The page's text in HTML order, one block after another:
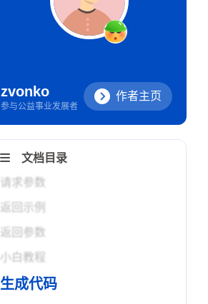
作者主页
zvonko
参与公益事业发展者
文档目录
请求参数
返回示例
返回参数
小白教程
生成代码